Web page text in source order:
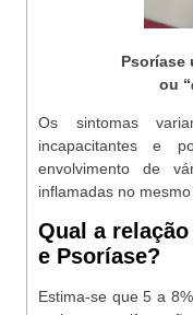
ou “
Os sintomas
incapacitantes e
envolvimento de
inflamadas no mesmo
Qual a
e Psoríase?
Estima-se que 5 a